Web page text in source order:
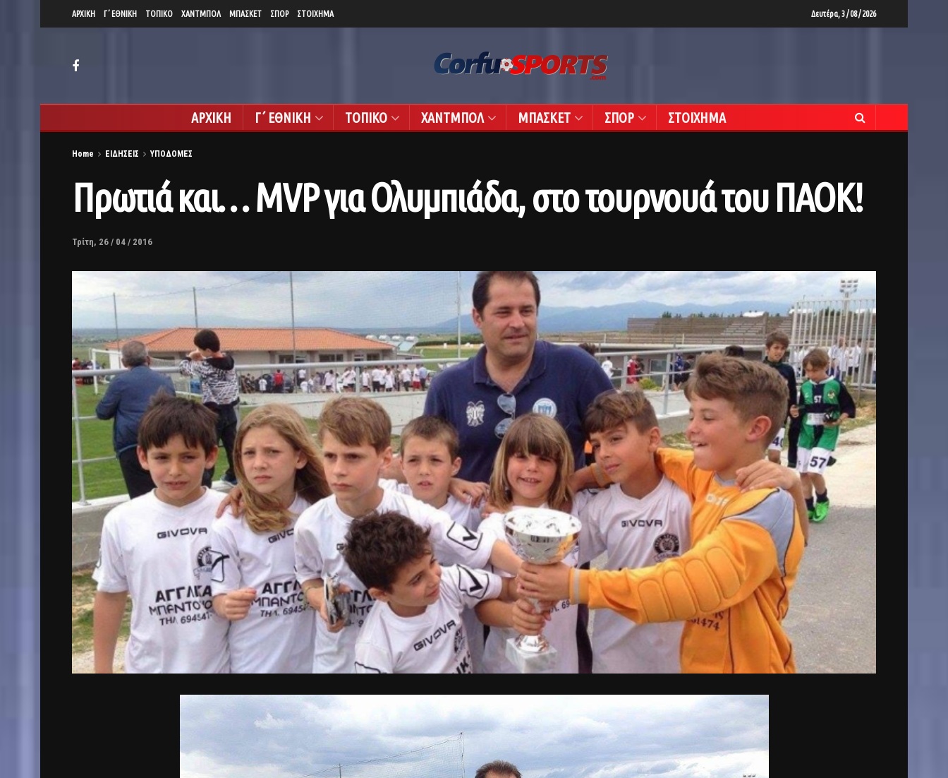
ΑΡΧΙΚΗ Γ΄ ΕΘΝΙΚΗ ΤΟΠΙΚΟ ΧΑΝΤΜΠΟΛ ΜΠΑΣΚΕΤ ΣΠΟΡ ΣΤΟΙΧΗΜΑ Δευτέρα, 3 / 08 / 2026
ΑΡΧΙΚΗ Γ΄ ΕΘΝΙΚΗ ΤΟΠΙΚΟ ΧΑΝΤΜΠΟΛ ΜΠΑΣΚΕΤ ΣΠΟΡ ΣΤΟΙΧΗΜΑ
Home ΕΙΔΗΣΕΙΣ ΥΠΟΔΟΜΕΣ
Πρωτιά και… MVP για Ολυμπιάδα, στο τουρνουά του ΠΑΟΚ!
Τρίτη, 26 / 04 / 2016